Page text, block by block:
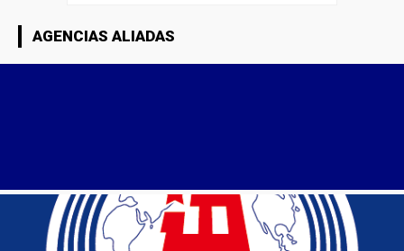
AGENCIAS ALIADAS